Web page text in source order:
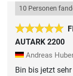
AUTARK 2200
10 Personen
Andreas
Bin bis jetzt